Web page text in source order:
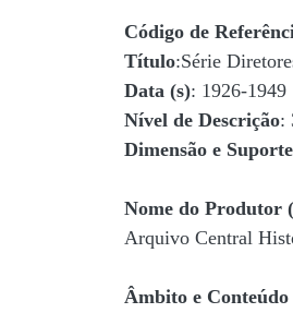
Código de
Título:Série
Data (s): 1926-1949
Nível de Descrição:
Dimensão e Suporte
Nome do Produtor
Arquivo Central
Âmbito e Conteúdo